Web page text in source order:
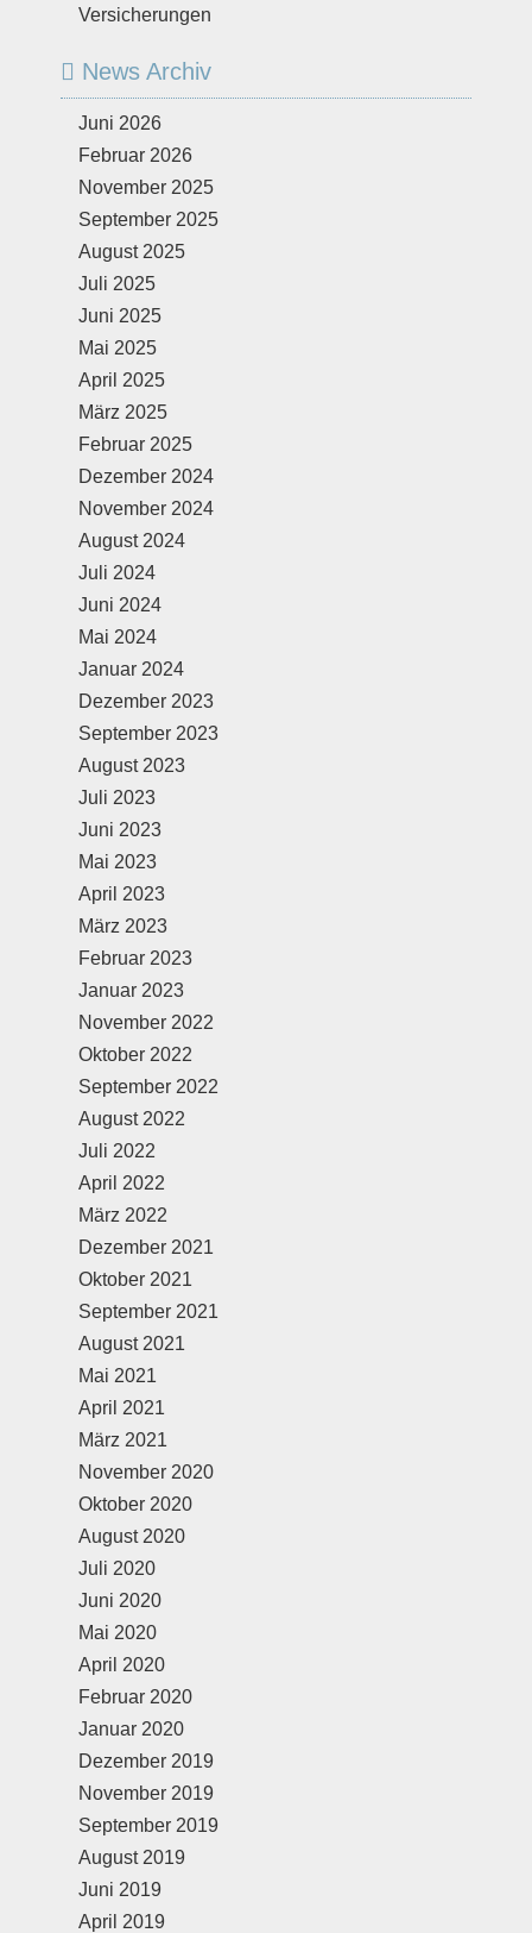
Versicherungen
News Archiv
Juni 2026
Februar 2026
November 2025
September 2025
August 2025
Juli 2025
Juni 2025
Mai 2025
April 2025
März 2025
Februar 2025
Dezember 2024
November 2024
August 2024
Juli 2024
Juni 2024
Mai 2024
Januar 2024
Dezember 2023
September 2023
August 2023
Juli 2023
Juni 2023
Mai 2023
April 2023
März 2023
Februar 2023
Januar 2023
November 2022
Oktober 2022
September 2022
August 2022
Juli 2022
April 2022
März 2022
Dezember 2021
Oktober 2021
September 2021
August 2021
Mai 2021
April 2021
März 2021
November 2020
Oktober 2020
August 2020
Juli 2020
Juni 2020
Mai 2020
April 2020
Februar 2020
Januar 2020
Dezember 2019
November 2019
September 2019
August 2019
Juni 2019
April 2019